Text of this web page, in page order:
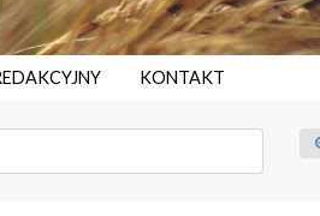
KONTAKT